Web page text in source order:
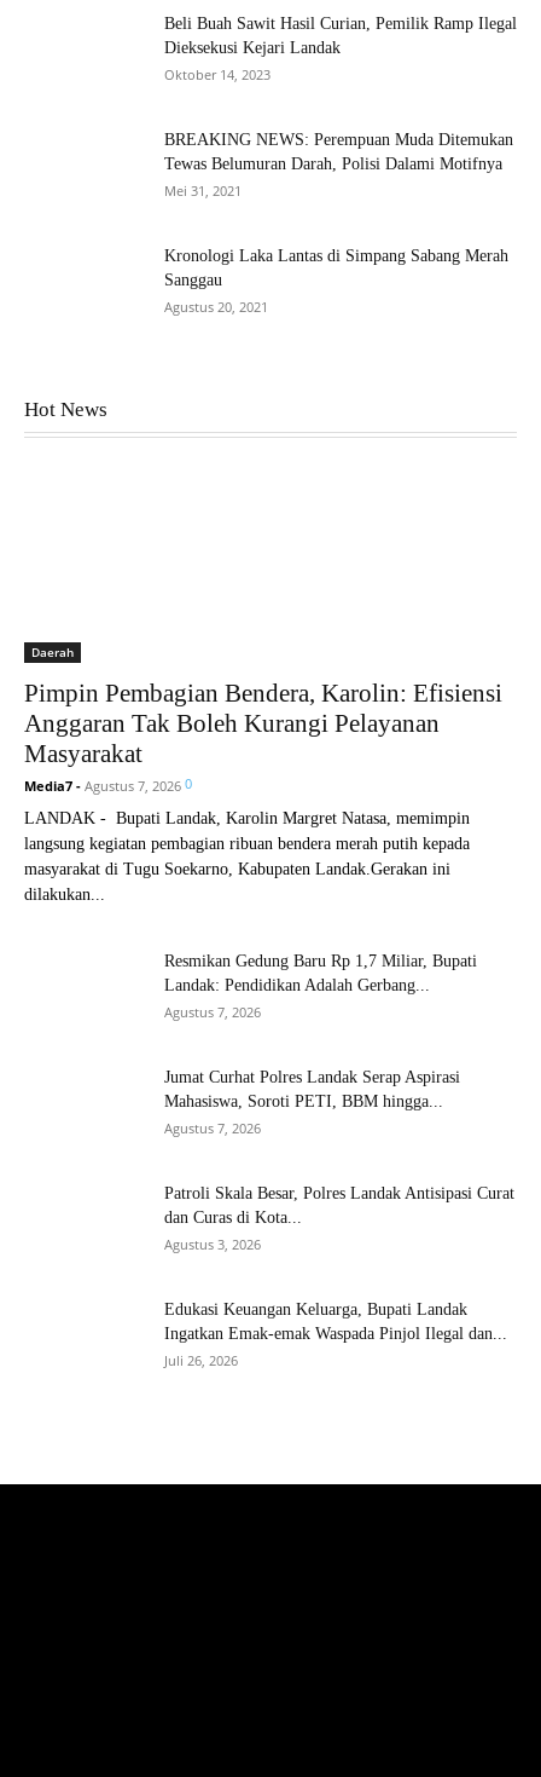
Beli Buah Sawit Hasil Curian, Pemilik Ramp Ilegal
Dieksekusi Kejari Landak
Oktober 14, 2023
BREAKING NEWS: Perempuan Muda Ditemukan
Tewas Belumuran Darah, Polisi Dalami Motifnya
Mei 31, 2021
Kronologi Laka Lantas di Simpang Sabang Merah
Sanggau
Agustus 20, 2021
Hot News
Daerah
Pimpin Pembagian Bendera, Karolin: Efisiensi
Anggaran Tak Boleh Kurangi Pelayanan
Masyarakat
Media7 - Agustus 7, 2026 0
LANDAK - Bupati Landak, Karolin Margret Natasa, memimpin
langsung kegiatan pembagian ribuan bendera merah putih kepada
masyarakat di Tugu Soekarno, Kabupaten Landak.Gerakan ini
dilakukan...
Resmikan Gedung Baru Rp 1,7 Miliar, Bupati
Landak: Pendidikan Adalah Gerbang...
Agustus 7, 2026
Jumat Curhat Polres Landak Serap Aspirasi
Mahasiswa, Soroti PETI, BBM hingga...
Agustus 7, 2026
Patroli Skala Besar, Polres Landak Antisipasi Curat
dan Curas di Kota...
Agustus 3, 2026
Edukasi Keuangan Keluarga, Bupati Landak
Ingatkan Emak-emak Waspada Pinjol Ilegal dan...
Juli 26, 2026